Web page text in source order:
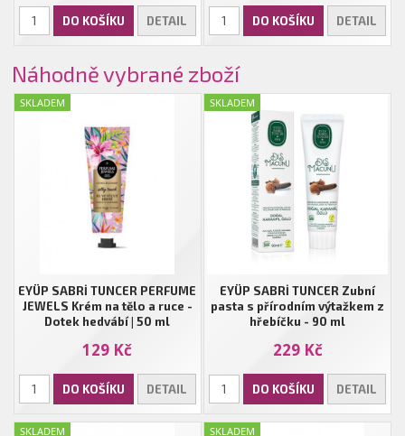
DO KOŠÍKU DETAIL DO KOŠÍKU DETAIL
Náhodně vybrané zboží
EYÜP SABRİ TUNCER PERFUME
JEWELS Krém na tělo a ruce -
Dotek hedvábí | 50 ml
129 Kč
DO KOŠÍKU DETAIL
SKLADEM
EYÜP SABRİ TUNCER Zubní
pasta s přírodním výtažkem z
hřebíčku - 90 ml
229 Kč
DO KOŠÍKU DETAIL
SKLADEM
SKLADEM SKLADEM